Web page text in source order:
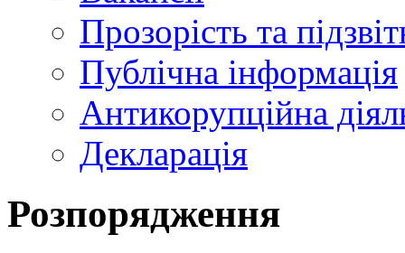
Прозорість та
Публічна інформація
Антикорупційна
Декларація
Розпорядження